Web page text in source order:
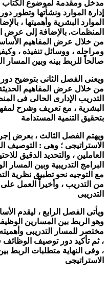
مدخل ومقدمة لموضوع
إدارة الموارد ونشأتها وتطور
الموارد البشرية وأهميتها ،
المنظمات. بالإضافة إلى عرض
من خلال عرض المفاهيم
ومراحله ، ووسائل تنفيذه ،
صالحاً للربط بينه وبين المسار
ويعنى الفصل الثانى بتوضيح دور
من خلال عرض المفاهيم
التدريب الإدارى الحالى فى
البشرية ، مع تعريف وشرح
بتحقيق التنمية المستدامة
ويهتم الفصل الثالث ، بعرض
الاستراتيجى ؛ وهى : التوصيف
العاملين ، والتحديد الدقيق
البرامج التدريبية وبين المسار
مع التوجيه نحو تطبيق نظرية
من التدريب ، وأخيراً العمل
التدريبى
ويأتى الفصل الرابع ، ليقدم
وهو الربط بين المسارين
مختصر للمسار التدريبى
، ثم تأكيد دور توصيف
، وفى النهاية متطلبات الربط
الاستراتيجى